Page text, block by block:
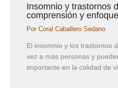
Insomnio y trastornos
comprensión y
Por Coral Caballero Sedano
El insomnio y los trastornos
vez a más personas y
importante en la calidad de